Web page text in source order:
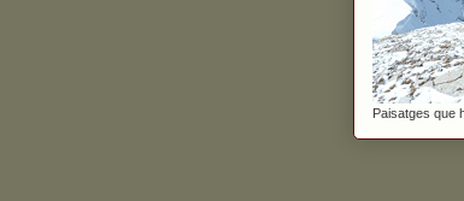
Paisatges que